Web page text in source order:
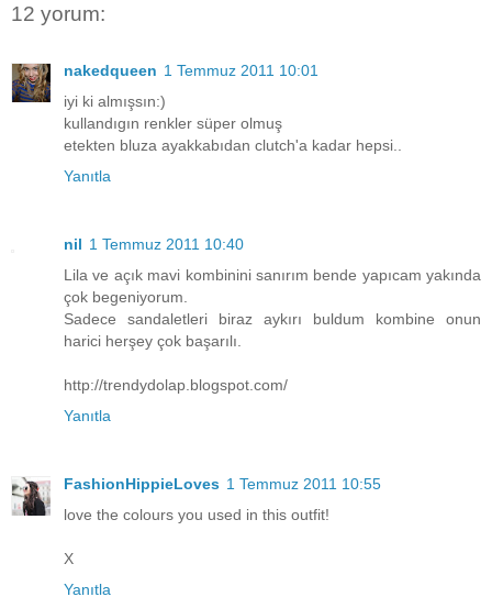
12 yorum:
nakedqueen 1 Temmuz 2011 10:01
iyi ki almışsın:)
kullandıgın renkler süper olmuş
etekten bluza ayakkabıdan clutch'a kadar hepsi..
Yanıtla
nil 1 Temmuz 2011 10:40
Lila ve açık mavi kombinini sanırım bende yapıcam yakında
çok begeniyorum.
Sadece sandaletleri biraz aykırı buldum kombine onun
harici herşey çok başarılı.
http://trendydolap.blogspot.com/
Yanıtla
FashionHippieLoves 1 Temmuz 2011 10:55
love the colours you used in this outfit!
X
Yanıtla